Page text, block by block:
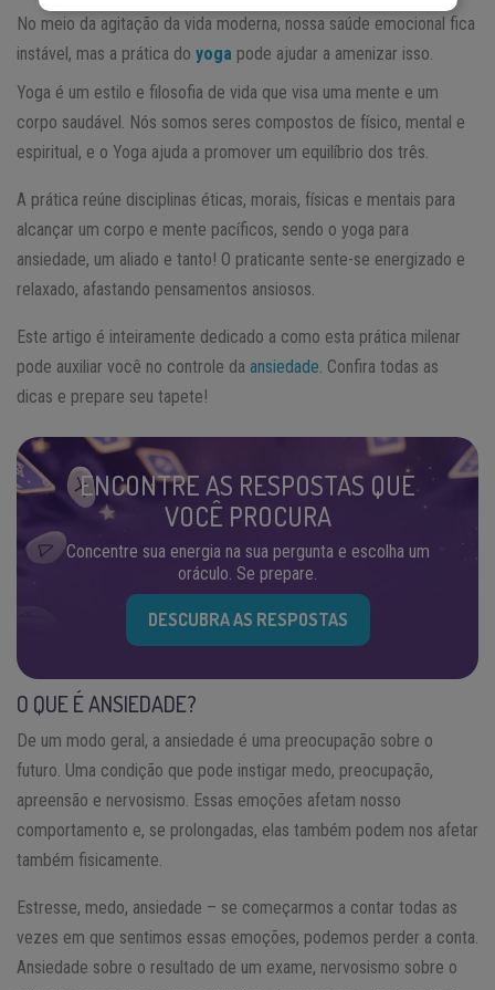
No meio da agitação da vida moderna, nossa saúde emocional fica
instável, mas a prática do yoga pode ajudar a amenizar isso.
Yoga é um estilo e filosofia de vida que visa uma mente e um
corpo saudável. Nós somos seres compostos de físico, mental e
espiritual, e o Yoga ajuda a promover um equilíbrio dos três.
A prática reúne disciplinas éticas, morais, físicas e mentais para
alcançar um corpo e mente pacíficos, sendo o yoga para
ansiedade, um aliado e tanto! O praticante sente-se energizado e
relaxado, afastando pensamentos ansiosos.
Este artigo é inteiramente dedicado a como esta prática milenar
pode auxiliar você no controle da ansiedade . Confira todas as
dicas e prepare seu tapete!
ENCONTRE AS RESPOSTAS QUE
VOCÊ PROCURA
Concentre sua energia na sua pergunta e escolha um
oráculo. Se prepare.
DESCUBRA AS RESPOSTAS
O QUE É ANSIEDADE?
De um modo geral, a ansiedade é uma preocupação sobre o
futuro. Uma condição que pode instigar medo, preocupação,
apreensão e nervosismo. Essas emoções afetam nosso
comportamento e, se prolongadas, elas também podem nos afetar
também fisicamente.
Estresse, medo, ansiedade – se começarmos a contar todas as
vezes em que sentimos essas emoções, podemos perder a conta.
Ansiedade sobre o resultado de um exame, nervosismo sobre o